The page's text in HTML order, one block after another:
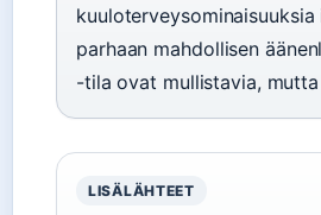
parhaan mahdollisen
-tila ovat mullistavia,
LISÄLÄHTEET